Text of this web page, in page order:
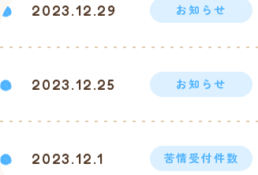
2023.12.29 お知らせ
2023.12.25 お知らせ
2023.12.1 苦情受付件数